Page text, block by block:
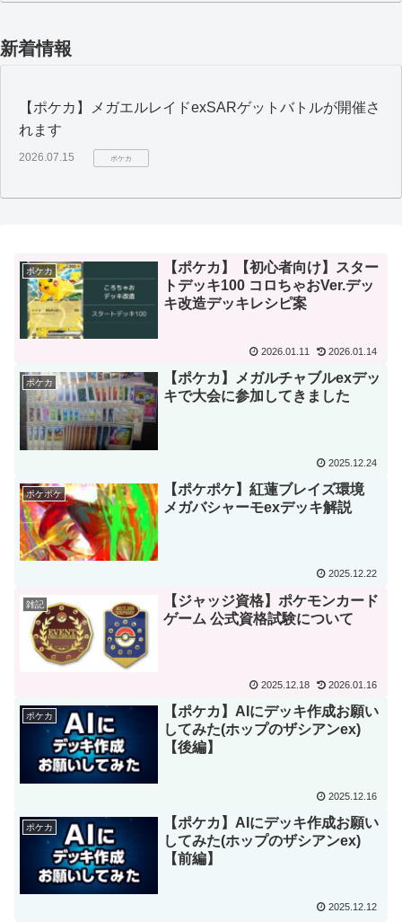
新着情報
【ポケカ】メガエルレイドexSARゲットバトルが開催さ
れます
2026.07.15 ポケカ
ポケカ
【ポケカ】【初心者向け】スター
トデッキ100 コロちゃおVer.デッ
キ改造デッキレシピ案
2026.01.11 2026.01.14
ポケカ
【ポケカ】メガルチャブルexデッ
キで大会に参加してきました
2025.12.24
ポケポケ
【ポケポケ】紅蓮ブレイズ環境
メガバシャーモexデッキ解説
2025.12.22
雑記
【ジャッジ資格】ポケモンカード
ゲーム 公式資格試験について
2025.12.18 2026.01.16
ポケカ
【ポケカ】AIにデッキ作成お願い
してみた(ホップのザシアンex)
【後編】
2025.12.16
ポケカ
【ポケカ】AIにデッキ作成お願い
してみた(ホップのザシアンex)
【前編】
2025.12.12